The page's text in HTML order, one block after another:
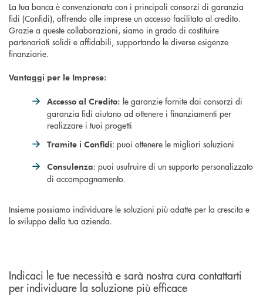
La tua banca è convenzionata con i principali consorzi di garanzia
fidi (Confidi), offrendo alle imprese un accesso facilitato al credito.
Grazie a queste collaborazioni, siamo in grado di costituire
partenariati solidi e affidabili, supportando le diverse esigenze
finanziarie.
Vantaggi per le Imprese:
Accesso al Credito: le garanzie fornite dai consorzi di
garanzia fidi aiutano ad ottenere i finanziamenti per
realizzare i tuoi progetti
Tramite i Confidi: puoi ottenere le migliori soluzioni
Consulenza: puoi usufruire di un supporto personalizzato
di accompagnamento.
Insieme possiamo individuare le soluzioni più adatte per la crescita e
lo sviluppo della tua azienda.
Indicaci le tue necessità e sarà nostra cura contattarti
per individuare la soluzione più efficace